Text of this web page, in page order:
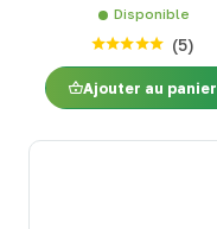
Disponible
(5)
Ajouter au panier